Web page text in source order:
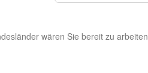
wären Sie bereit zu arbeiten